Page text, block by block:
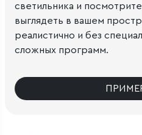
светильника и
выглядеть в вашем
реалистично и без
сложных программ.